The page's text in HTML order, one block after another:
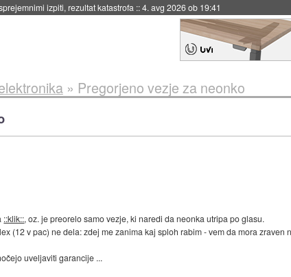
izpiti, rezultat katastrofa ::4. avg 2026 ob 19:41
» Pregorjeno vezje za neonko
::klik::, oz. je preorelo samo vezje, ki naredi da neonka utripa po glasu.
(12 v pac) ne dela: zdej me zanima kaj sploh rabim - vem da mora zraven
uveljaviti garancije ...